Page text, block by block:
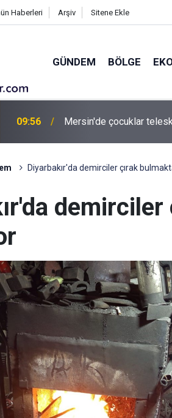
Haberleri Arşiv Sitene Ekle
GÜNDEM BÖLGE
09:56 Mersin'de çocuklar
Diyarbakır'da demirciler çırak